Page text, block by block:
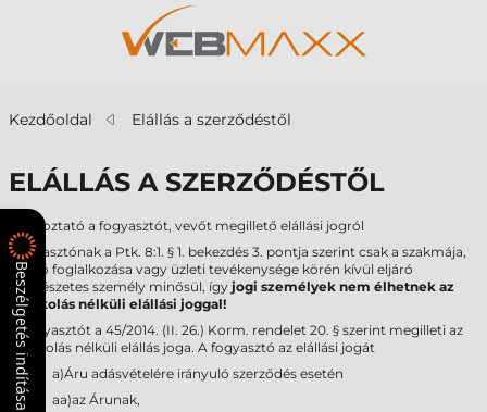
Kezdőoldal Elállás a szerződéstől
ELÁLLÁS A SZERZŐDÉSTŐL
Tájékoztató a fogyasztót, vevőt megillető elállási jogról
Fogyasztónak a Ptk. 8:1. § 1. bekezdés 3. pontja szerint csak a szakmája,
önálló foglalkozása vagy üzleti tevékenysége körén kívül eljáró
természetes személy minősül, így jogi személyek nem élhetnek az
indokolás nélküli elállási joggal!
A fogyasztót a 45/2014. (II. 26.) Korm. rendelet 20. § szerint megilleti az
indokolás nélküli elállás joga. A fogyasztó az elállási jogát
a)Áru adásvételére irányuló szerződés esetén
aa)az Árunak,
Beszélgetés indítása